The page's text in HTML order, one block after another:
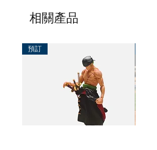
相關產品
預訂